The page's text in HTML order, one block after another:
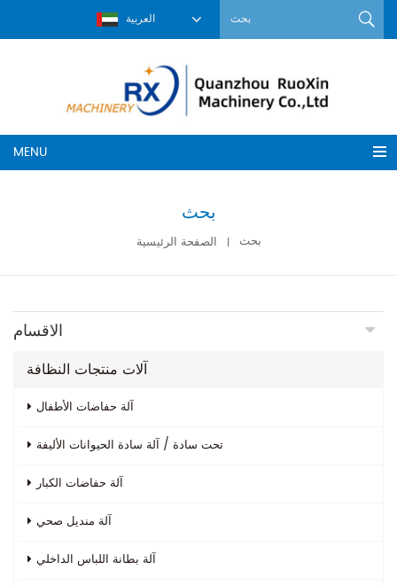
العربية
MENU
بحث
الصفحة الرئيسية بحث
الاقسام
آلات منتجات النظافة
آلة حفاضات الأطفال
تحت سادة / آلة سادة الحيوانات الأليفة
آلة حفاضات الكبار
آلة منديل صحي
آلة بطانة اللباس الداخلي